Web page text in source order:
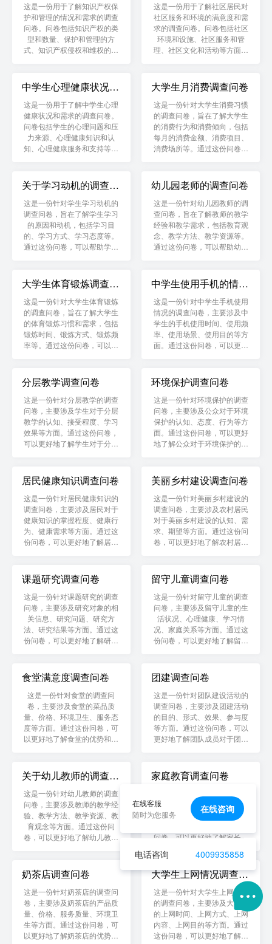
这是一份用于了解知识产权保
护和管理的情况和需求的调查
问卷。问卷包括知识产权的类
型和数量、保护和管理的方
式、知识产权侵权和维权的情
这是一份用于了解社区居民对
社区服务和环境的满意度和需
求的调查问卷。问卷包括社区
环境和设施、社区服务和管
理、社区文化和活动等方面的
中学生心理健康状况调
查问卷
这是一份用于了解中学生心理
健康状况和需求的调查问卷。
问卷包括学生的心理问题和压
力来源、心理健康知识和认
知、心理健康服务和支持等方
大学生月消费调查问卷
这是一份针对大学生消费习惯
的调查问卷，旨在了解大学生
的消费行为和消费倾向，包括
每月的消费金额、消费项目、
消费场所等。通过这份问卷，
势，从而更好地制定相应的营
销策略或者教育计划。
关于学习动机的调查问
卷
这是一份针对学生学习动机的
调查问卷，旨在了解学生学习
的原因和动机，包括学习目
的、学习方式、学习态度等。
通过这份问卷，可以帮助学校
制定相应的教育计划和教学策
略。
幼儿园老师的调查问卷
这是一份针对幼儿园教师的调
查问卷，旨在了解教师的教学
经验和教学需求，包括教育观
念、教学方法、教学资源等。
通过这份问卷，可以帮助幼儿
育计划和培训方案。
大学生体育锻炼调查问
卷
这是一份针对大学生体育锻炼
的调查问卷，旨在了解大学生
的体育锻炼习惯和需求，包括
锻炼时间、锻炼方式、锻炼频
率等。通过这份问卷，可以帮
地制定相应的体育锻炼计划和
健康教育方案。
中学生使用手机的情况
调查问卷
这是一份针对中学生手机使用
情况的调查问卷，主要涉及中
学生的手机使用时间、使用频
率、使用场景、使用目的等方
面。通过这份问卷，可以更好
指导和管理建议。
分层教学调查问卷
这是一份针对分层教学的调查
问卷，主要涉及学生对于分层
教学的认知、接受程度、学习
效果等方面。通过这份问卷，
可以更好地了解学生对于分层
据。
环境保护调查问卷
这是一份针对环境保护的调查
问卷，主要涉及公众对于环境
保护的认知、态度、行为等方
面。通过这份问卷，可以更好
地了解公众对于环境保护的需
考。
居民健康知识调查问卷
这是一份针对居民健康知识的
调查问卷，主要涉及居民对于
健康知识的掌握程度、健康行
为、健康需求等方面。通过这
份问卷，可以更好地了解居民
教育和健康管理方案提供参
考。
美丽乡村建设调查问卷
这是一份针对美丽乡村建设的
调查问卷，主要涉及农村居民
对于美丽乡村建设的认知、需
求、期望等方面。通过这份问
卷，可以更好地了解农村居民
应的美丽乡村建设规划和计划
提供参考。
课题研究调查问卷
这是一份针对课题研究的调查
问卷，主要涉及研究对象的相
关信息、研究问题、研究方
法、研究结果等方面。通过这
份问卷，可以更好地了解研究
论。
留守儿童调查问卷
这是一份针对留守儿童的调查
问卷，主要涉及留守儿童的生
活状况、心理健康、学习情
况、家庭关系等方面。通过这
份问卷，可以更好地了解留守
助。
食堂满意度调查问卷
这是一份针对食堂的调查问
卷，主要涉及食堂的菜品质
量、价格、环境卫生、服务态
度等方面。通过这份问卷，可
以更好地了解食堂的优势和不
团建调查问卷
这是一份针对团队建设活动的
调查问卷，主要涉及团建活动
的目的、形式、效果、参与度
等方面。通过这份问卷，可以
更好地了解团队成员对于团建
案。
关于幼儿教师的调查问
卷
这是一份针对幼儿教师的调查
问卷，主要涉及教师的教学经
验、教学方法、教学资源、教
育观念等方面。通过这份问
卷，可以更好地了解幼儿教师
持。
家庭教育调查问卷
问卷，主要涉及家长的教育观
念、教育方法、家庭氛围、家
问卷，可以更好地了解家长的
更加科学的指导和支持。
奶茶店调查问卷
这是一份针对奶茶店的调查问
卷，主要涉及奶茶店的产品质
量、价格、服务质量、环境卫
生等方面。通过这份问卷，可
以更好地了解奶茶店的优势和
大学生上网情况调查问
卷
这是一份针对大学生上网情况
的调查问卷，主要涉及大学生
的上网时间、上网方式、上网
内容、上网目的等方面。通过
这份问卷，可以更好地了解大

在线客服
随时为您服务
在线咨询
电话咨询 4009935858